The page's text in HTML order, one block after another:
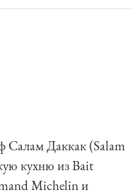
Салам Даккак (Salam
кухню из Bait
Michelin и